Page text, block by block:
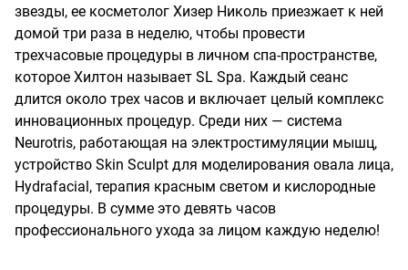
звезды, ее косметолог Хизер Николь приезжает к ней
домой три раза в неделю, чтобы провести
трехчасовые процедуры в личном спа-пространстве,
которое Хилтон называет SL Spa. Каждый сеанс
длится около трех часов и включает целый комплекс
инновационных процедур. Среди них — система
Neurotris, работающая на электростимуляции мышц,
устройство Skin Sculpt для моделирования овала лица,
Hydrafacial, терапия красным светом и кислородные
процедуры. В сумме это девять часов
профессионального ухода за лицом каждую неделю!